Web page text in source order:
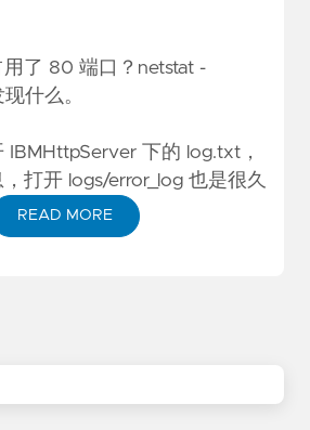
用了 80 端口？netstat -
什么。
IBMHttpServer 下的 log.txt，
打开 logs/error_log 也是很久
READ MORE